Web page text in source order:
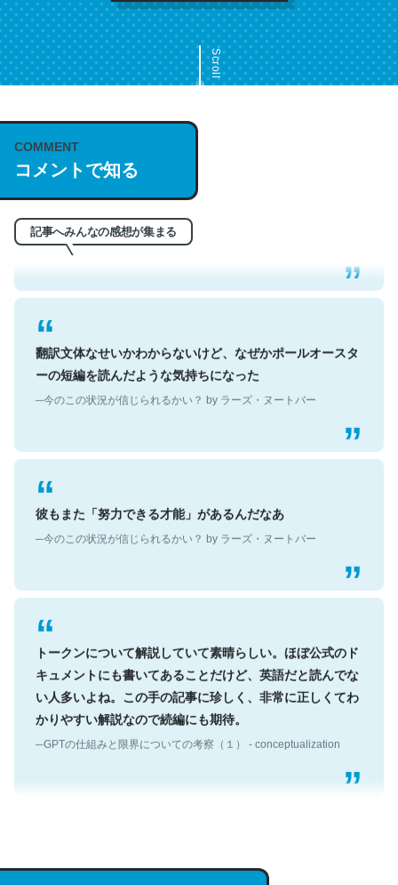
Scroll
COMMENT
コメントで知る
記事へみんなの感想が集まる
これは名文。彼はとてもクレバーなんだろうなと凄く思
う。英語少しでも読める人は原文もお勧め。自分はこの流
─今のこの状況が信じられるかい？ by ラーズ・ヌートバー
翻訳文体なせいかわからないけど、なぜかポールオースタ
ーの短編を読んだような気持ちになった
彼もまた「努力できる才能」があるんだなあ
トークンについて解説していて素晴らしい。ほぼ公式のド
キュメントにも書いてあることだけど、英語だと読んでな
い人多いよね。この手の記事に珍しく、非常に正しくてわ
かりやすい解説なので続編にも期待。
説してる記事が少ないので貴重な良記事。/続編来た